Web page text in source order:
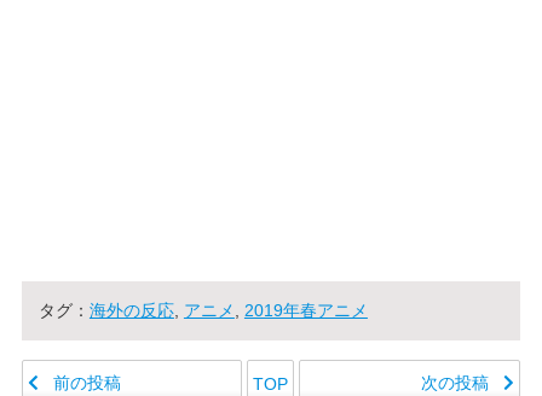
タグ： 海外の反応, アニメ 2019年春アニメ
前の投稿 TOP 次の投稿